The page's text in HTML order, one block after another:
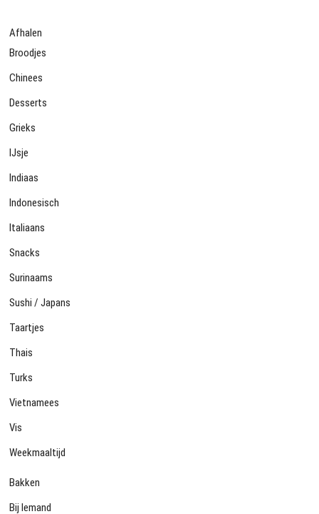
Afhalen
Broodjes
Chinees
Desserts
Grieks
IJsje
Indiaas
Indonesisch
Italiaans
Snacks
Surinaams
Sushi / Japans
Taartjes
Thais
Turks
Vietnamees
Vis
Weekmaaltijd
Bakken
Bij Iemand